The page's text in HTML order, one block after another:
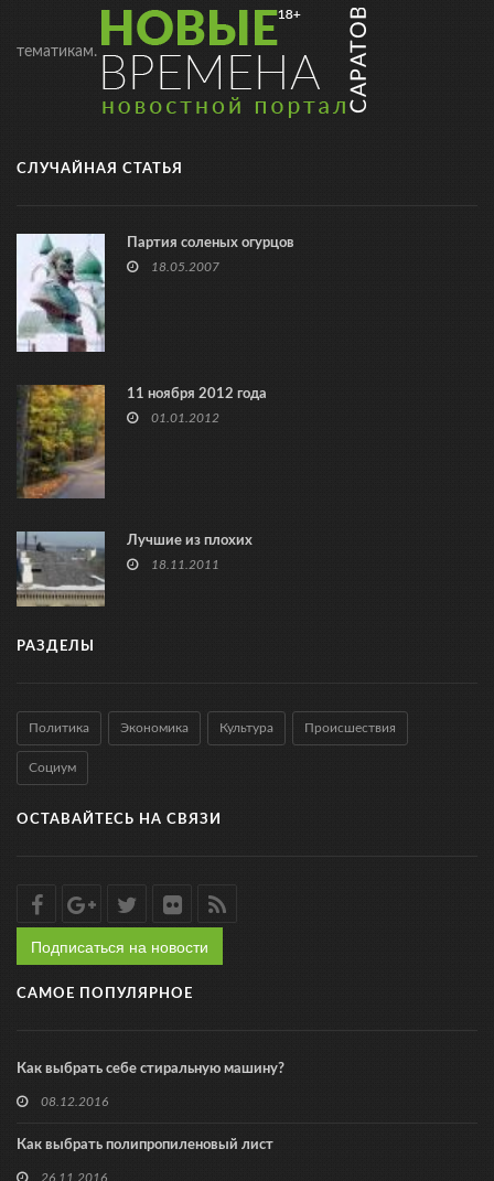
тематикам.
СЛУЧАЙНАЯ СТАТЬЯ
Партия соленых огурцов
18.05.2007
11 ноября 2012 года
01.01.2012
Лучшие из плохих
18.11.2011
РАЗДЕЛЫ
Политика Экономика Культура Происшествия
Социум
ОСТАВАЙТЕСЬ НА СВЯЗИ
Подписаться на новости
САМОЕ ПОПУЛЯРНОЕ
Как выбрать себе стиральную машину?
08.12.2016
Как выбрать полипропиленовый лист
26.11.2016